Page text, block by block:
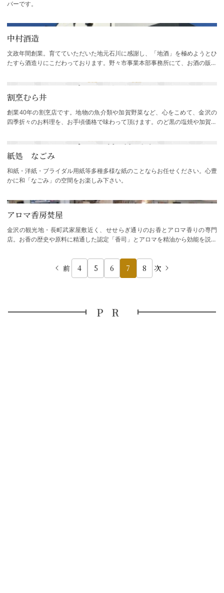
バーです。
中村酒造
文政年間創業。育てていただいた地元石川に感謝し、「地酒」を極めようとひ
たすら酒造りにこだわっております。野々市事業本部事務所にて、お酒の販売
割烹むら井
創業40年の割烹店です。地物の魚介類や加賀野菜など、心をこめて、金沢の
四季折々のお料理を、お手頃価格で味わって頂けます。のど黒の塩焼や加賀野
紙処 なごみ
和紙・洋紙・ブライダル用紙等多種多様な紙のことならお任せください。心豊
かに和「なごみ」の空間をお楽しみ下さい。
アロマ香房焚屋
金沢の観光地・長町武家屋敷近く、せせらぎ通りのお香とアロマ香りの専門
店。お香の歴史や原料に精通した認定「香司」とアロマを精油から効能を説明
前 4 5 6 7 8 次
PR